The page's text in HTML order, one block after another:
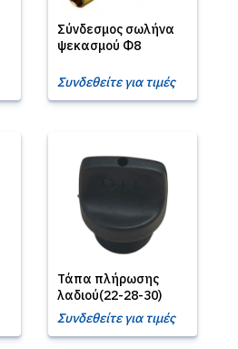
Σύνδεσμος σωλήνα
ψεκασμού Φ8
Συνδεθείτε για τιμές
Τάπα πλήρωσης
λαδιού(22-28-30)
Συνδεθείτε για τιμές